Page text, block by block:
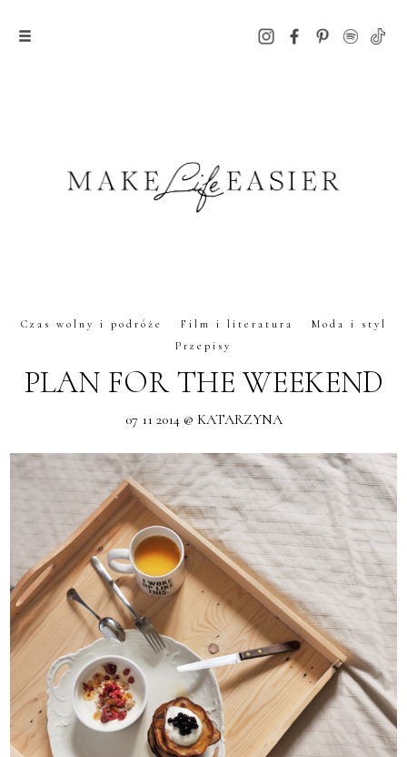
Czas wolny i podróże Film i literatura
Moda i styl
Przepisy
PLAN FOR THE WEEKEND
07 11 2014 @ KATARZYNA